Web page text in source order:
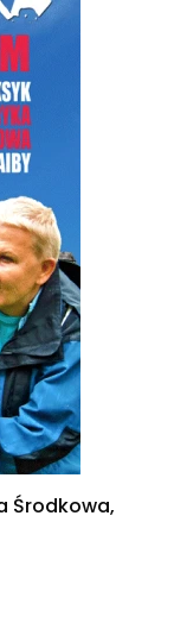
Środkowa,